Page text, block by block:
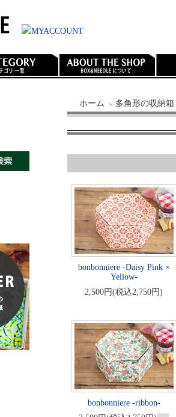
ホーム ＞ 多角形の収納箱
bonbonniere -Daisy Pink ×
Yellow-
2,500円(税込2,750円)
bonbonniere -ribbon-